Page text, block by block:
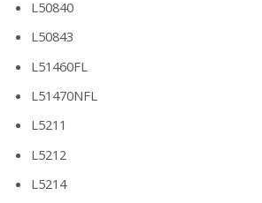
L50840
L50843
L51460FL
L51470NFL
L5211
L5212
L5214